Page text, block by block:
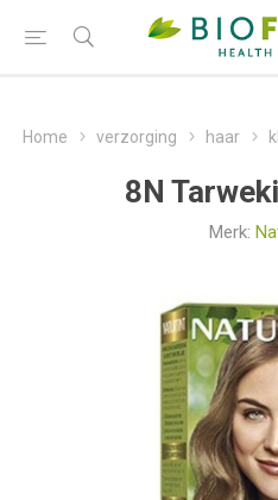
Home verzorging haar
8N
Merk: